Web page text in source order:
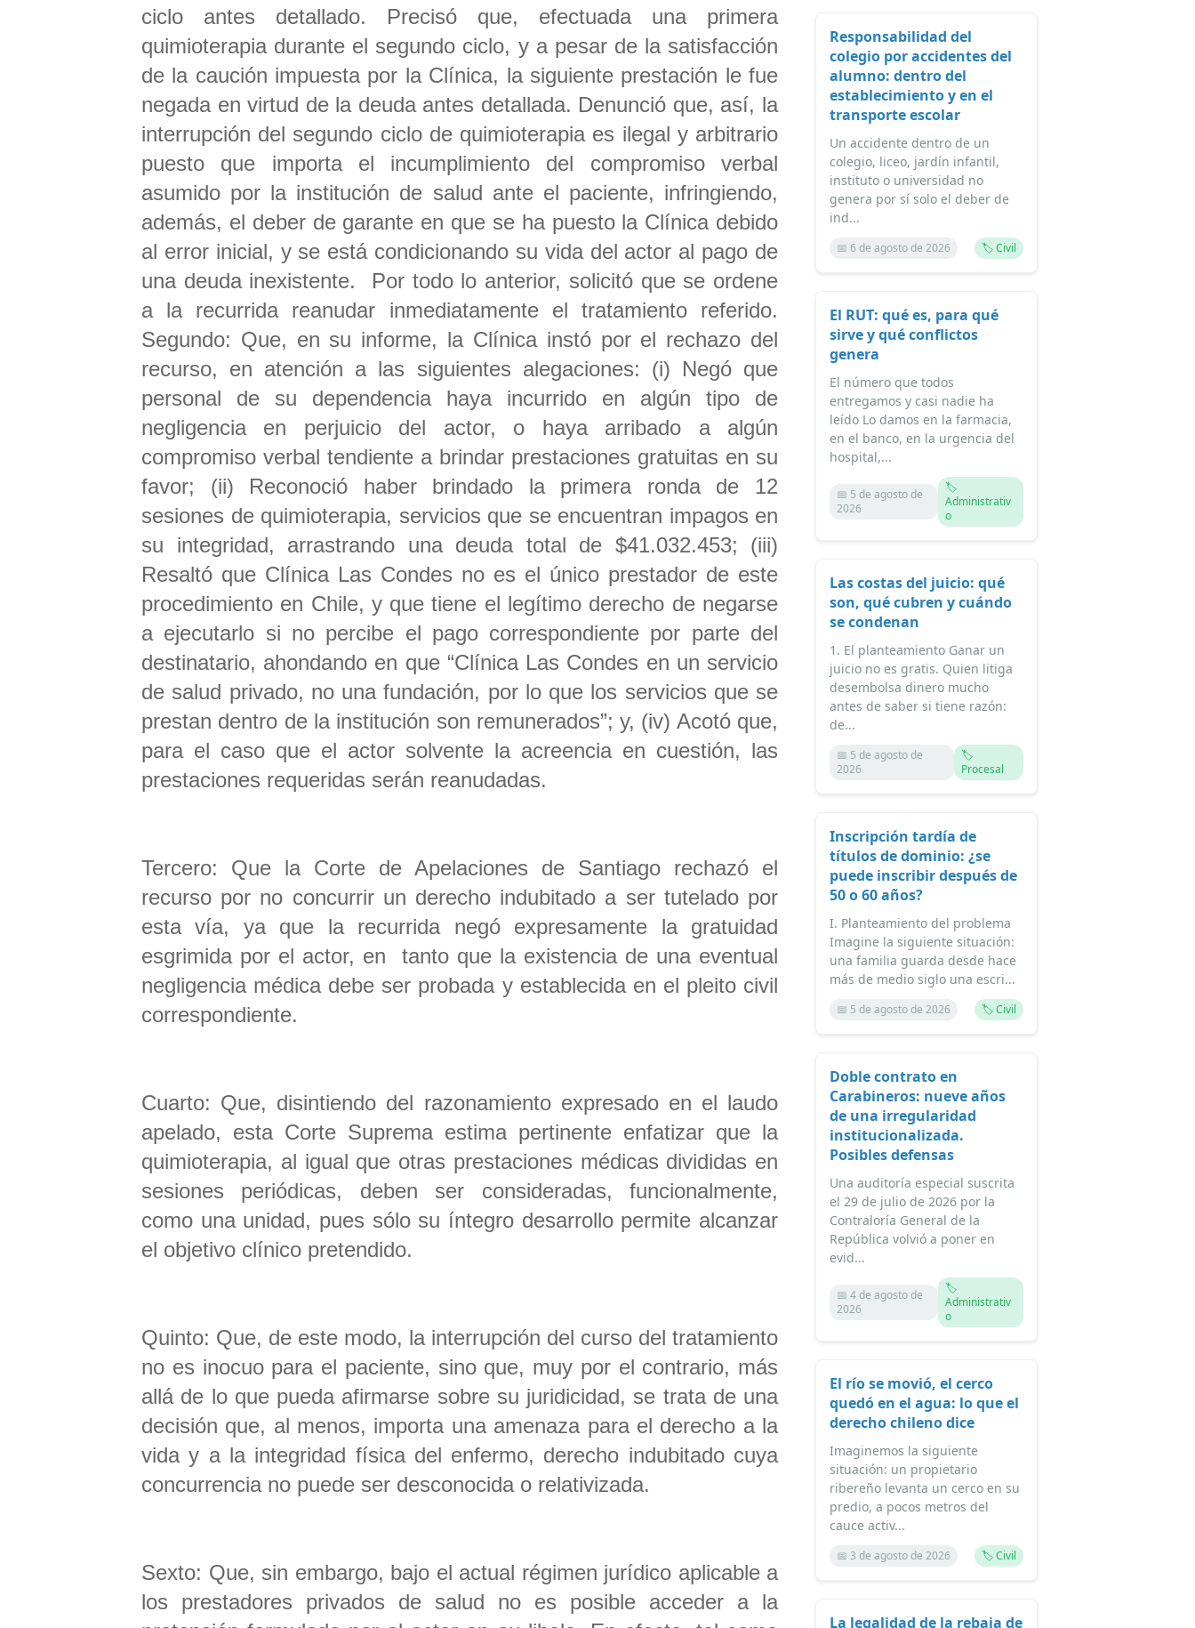
ciclo antes detallado. Precisó que, efectuada una primera
quimioterapia durante el segundo ciclo, y a pesar de la satisfacción
de la caución impuesta por la Clínica, la siguiente prestación le fue
negada en virtud de la deuda antes detallada. Denunció que, así, la
interrupción del segundo ciclo de quimioterapia es ilegal y arbitrario
puesto que importa el incumplimiento del compromiso verbal
asumido por la institución de salud ante el paciente, infringiendo,
además, el deber de garante en que se ha puesto la Clínica debido
al error inicial, y se está condicionando su vida del actor al pago de
una deuda inexistente. Por todo lo anterior, solicitó que se ordene
a la recurrida reanudar inmediatamente el tratamiento referido.
Segundo: Que, en su informe, la Clínica instó por el rechazo del
recurso, en atención a las siguientes alegaciones: (i) Negó que
personal de su dependencia haya incurrido en algún tipo de
negligencia en perjuicio del actor, o haya arribado a algún
compromiso verbal tendiente a brindar prestaciones gratuitas en su
favor; (ii) Reconoció haber brindado la primera ronda de 12
sesiones de quimioterapia, servicios que se encuentran impagos en
su integridad, arrastrando una deuda total de $41.032.453; (iii)
Resaltó que Clínica Las Condes no es el único prestador de este
procedimiento en Chile, y que tiene el legítimo derecho de negarse
a ejecutarlo si no percibe el pago correspondiente por parte del
destinatario, ahondando en que “Clínica Las Condes en un servicio
de salud privado, no una fundación, por lo que los servicios que se
prestan dentro de la institución son remunerados”; y, (iv) Acotó que,
para el caso que el actor solvente la acreencia en cuestión, las
prestaciones requeridas serán reanudadas.
Tercero: Que la Corte de Apelaciones de Santiago rechazó el
recurso por no concurrir un derecho indubitado a ser tutelado por
esta vía, ya que la recurrida negó expresamente la gratuidad
esgrimida por el actor, en tanto que la existencia de una eventual
negligencia médica debe ser probada y establecida en el pleito civil
correspondiente.
Cuarto: Que, disintiendo del razonamiento expresado en el laudo
apelado, esta Corte Suprema estima pertinente enfatizar que la
quimioterapia, al igual que otras prestaciones médicas divididas en
sesiones periódicas, deben ser consideradas, funcionalmente,
como una unidad, pues sólo su íntegro desarrollo permite alcanzar
el objetivo clínico pretendido.
Quinto: Que, de este modo, la interrupción del curso del tratamiento
no es inocuo para el paciente, sino que, muy por el contrario, más
allá de lo que pueda afirmarse sobre su juridicidad, se trata de una
decisión que, al menos, importa una amenaza para el derecho a la
vida y a la integridad física del enfermo, derecho indubitado cuya
concurrencia no puede ser desconocida o relativizada.
Sexto: Que, sin embargo, bajo el actual régimen jurídico aplicable a
los prestadores privados de salud no es posible acceder a la
Responsabilidad del
colegio por accidentes del
alumno: dentro del
establecimiento y en el
transporte escolar
Un accidente dentro de un
colegio, liceo, jardín infantil,
instituto o universidad no
genera por sí solo el deber de
ind...
📅 6 de agosto de 2026 🏷️ Civil
El RUT: qué es, para qué
sirve y qué conflictos
genera
El número que todos
entregamos y casi nadie ha
leído Lo damos en la farmacia,
en el banco, en la urgencia del
hospital,...
📅 5 de agosto de
2026
🏷️
Administrativ
o
Las costas del juicio: qué
son, qué cubren y cuándo
se condenan
1. El planteamiento Ganar un
juicio no es gratis. Quien litiga
desembolsa dinero mucho
antes de saber si tiene razón:
de...
📅 5 de agosto de
2026
🏷️
Procesal
Inscripción tardía de
títulos de dominio: ¿se
puede inscribir después de
50 o 60 años?
I. Planteamiento del problema
Imagine la siguiente situación:
una familia guarda desde hace
más de medio siglo una escri...
📅 5 de agosto de 2026 🏷️ Civil
Doble contrato en
Carabineros: nueve años
de una irregularidad
institucionalizada.
Posibles defensas
Una auditoría especial suscrita
el 29 de julio de 2026 por la
Contraloría General de la
República volvió a poner en
evid...
📅 4 de agosto de
2026
🏷️
Administrativ
o
El río se movió, el cerco
quedó en el agua: lo que el
derecho chileno dice
Imaginemos la siguiente
situación: un propietario
ribereño levanta un cerco en su
predio, a pocos metros del
cauce activ...
📅 3 de agosto de 2026 🏷️ Civil
La legalidad de la rebaja de